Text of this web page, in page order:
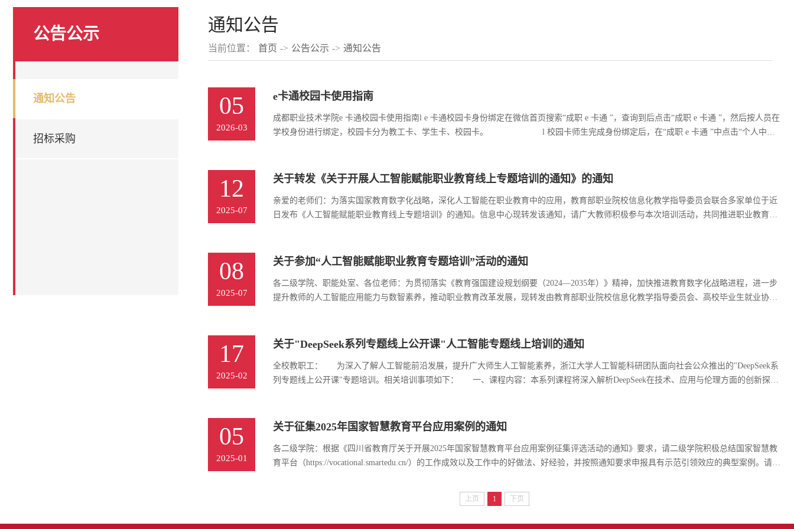
公告公示
通知公告
招标采购
通知公告
当前位置： 首页 -> 公告公示 -> 通知公告
05
2026-03
e卡通校园卡使用指南
成都职业技术学院e 卡通校园卡使用指南l e 卡通校园卡身份绑定在微信首页搜索“成职 e 卡通 ”，查询到后点击“成职 e 卡通 ”，然后按人员在
学校身份进行绑定，校园卡分为教工卡、学生卡、校园卡。 l 校园卡师生完成身份绑定后，在“成职 e 卡通 ”中点击“个人中心
12
2025-07
关于转发《关于开展人工智能赋能职业教育线上专题培训的通知》的通知
亲爱的老师们：为落实国家教育数字化战略，深化人工智能在职业教育中的应用，教育部职业院校信息化教学指导委员会联合多家单位于近
日发布《人工智能赋能职业教育线上专题培训》的通知。信息中心现转发该通知，请广大教师积极参与本次培训活动，共同推进职业教育高
08
2025-07
关于参加“人工智能赋能职业教育专题培训”活动的通知
各二级学院、职能处室、各位老师：为贯彻落实《教育强国建设规划纲要（2024—2035年）》精神，加快推进教育数字化战略进程，进一步
提升教师的人工智能应用能力与数智素养，推动职业教育改革发展，现转发由教育部职业院校信息化教学指导委员会、高校毕业生就业协会
17
2025-02
关于"DeepSeek系列专题线上公开课"人工智能专题线上培训的通知
全校教职工： 为深入了解人工智能前沿发展，提升广大师生人工智能素养，浙江大学人工智能科研团队面向社会公众推出的"DeepSeek系
列专题线上公开课"专题培训。相关培训事项如下： 一、课程内容：本系列课程将深入解析DeepSeek在技术、应用与伦理方面的创新探
05
2025-01
关于征集2025年国家智慧教育平台应用案例的通知
各二级学院：根据《四川省教育厅关于开展2025年国家智慧教育平台应用案例征集评选活动的通知》要求，请二级学院积极总结国家智慧教
育平台（https://vocational.smartedu.cn/）的工作成效以及工作中的好做法、好经验，并按照通知要求申报具有示范引领效应的典型案例。请各
上页 1 下页